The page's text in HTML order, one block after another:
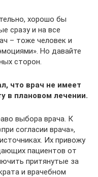
хорошо бы
сразу и на все
– тоже человек и
Но давайте
сторон.
что врач не имеет
в плановом лечении.
выбора врача. К
согласии врача»,
Их привожу
пациентов от
притянутые за
и врачебном